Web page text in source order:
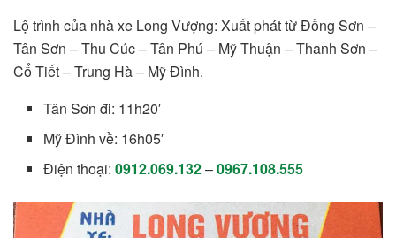
Lộ trình của nhà xe Long Vượng: Xuất phát từ Đồng Sơn –
Tân Sơn – Thu Cúc – Tân Phú – Mỹ Thuận – Thanh Sơn –
Cổ Tiết – Trung Hà – Mỹ Đình.
Tân Sơn đi: 11h20′
Mỹ Đình về: 16h05′
Điện thoại:0912.069.132–0967.108.555